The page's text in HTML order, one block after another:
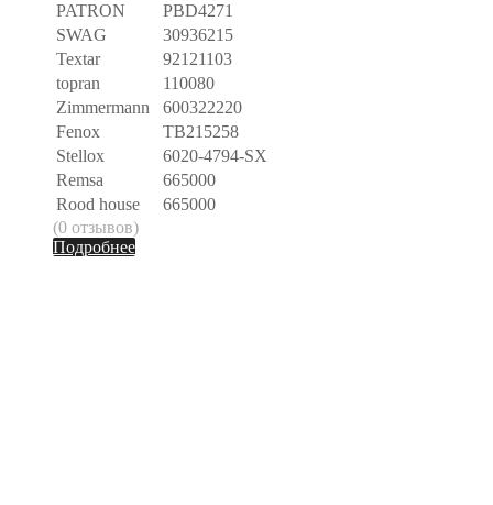
PATRON
PBD4271
SWAG
30936215
Textar
92121103
topran
110080
Zimmermann
600322220
Fenox
TB215258
Stellox
6020-4794-SX
Remsa
665000
Rood house
665000
(0 отзывов)
Подробнее